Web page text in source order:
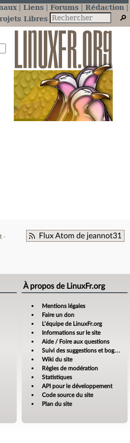
Liens Forums
Rédaction
Libres
Flux Atom de jeannot31
À propos de LinuxFr.org
Mentions légales
Faire un don
L’équipe de LinuxFr.org
Informations sur le site
Aide / Foire aux questions
Suivi des suggestions et bogues
Wiki du site
Règles de modération
Statistiques
API pour le développement
Code source du site
Plan du site